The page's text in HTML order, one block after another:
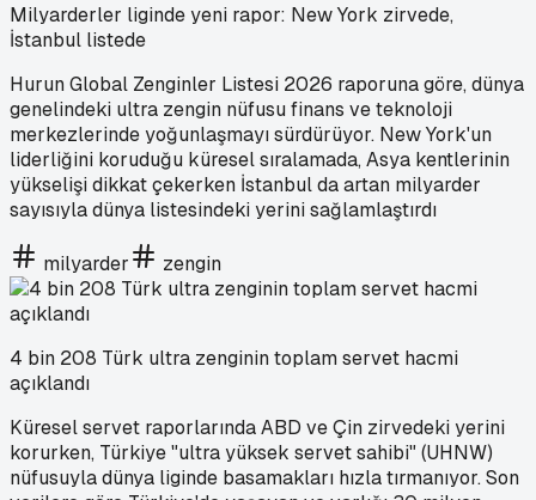
Milyarderler liginde yeni rapor: New York zirvede,
İstanbul listede
Hurun Global Zenginler Listesi 2026 raporuna göre, dünya
genelindeki ultra zengin nüfusu finans ve teknoloji
merkezlerinde yoğunlaşmayı sürdürüyor. New York'un
liderliğini koruduğu küresel sıralamada, Asya kentlerinin
yükselişi dikkat çekerken İstanbul da artan milyarder
sayısıyla dünya listesindeki yerini sağlamlaştırdı
milyarder zengin
4 bin 208 Türk ultra zenginin toplam servet hacmi
açıklandı
Küresel servet raporlarında ABD ve Çin zirvedeki yerini
korurken, Türkiye "ultra yüksek servet sahibi" (UHNW)
nüfusuyla dünya liginde basamakları hızla tırmanıyor. Son